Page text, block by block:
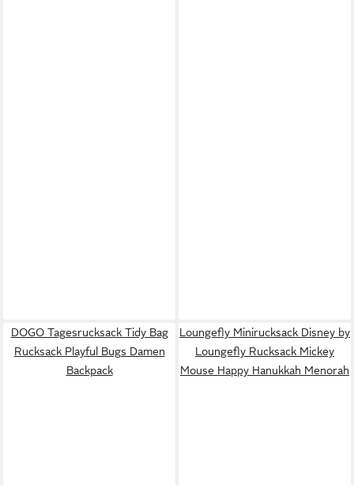
DOGO Tagesrucksack Tidy Bag
Rucksack Playful Bugs Damen
Backpack
Loungefly Minirucksack Disney by
Loungefly Rucksack Mickey
Mouse Happy Hanukkah Menorah